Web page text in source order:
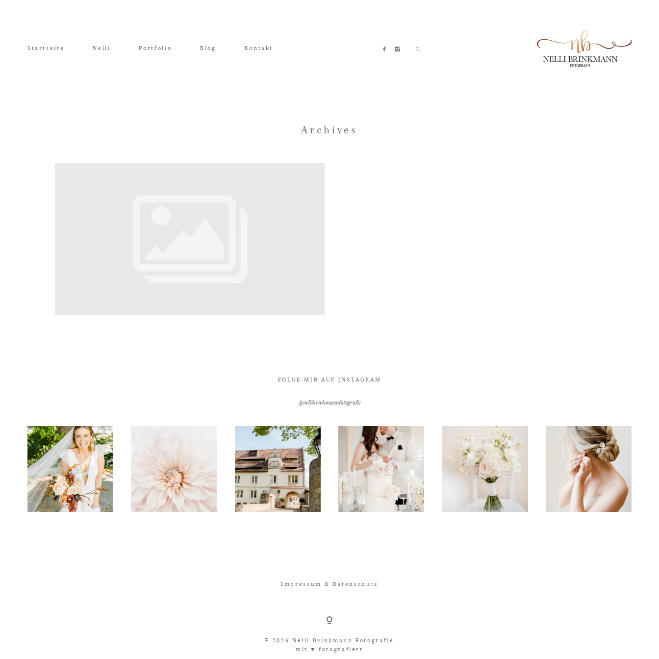
Startseite Nelli Portfolio Blog Kontakt
Archives
FOLGE MIR AUF INSTAGRAM
@nellibrinkmannfotografie
Impressum & Datenschutz
© 2026 Nelli Brinkmann Fotografie
mit ♥︎ fotografiert